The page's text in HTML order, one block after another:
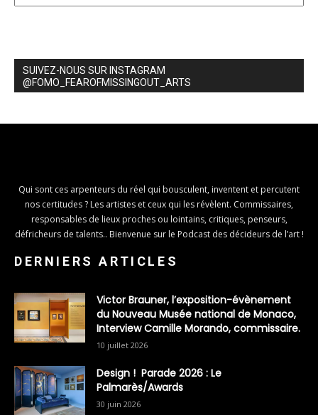
SUIVEZ-NOUS SUR INSTAGRAM
@FOMO_FEAROFMISSINGOUT_ARTS
Qui sont ces arpenteurs du réel qui bousculent, inventent et percutent
nos certitudes ? Les artistes et ceux qui les révèlent. Commissaires,
responsables de lieux proches ou lointains, critiques, penseurs,
défricheurs de talents.. Bienvenue sur le Podcast des décideurs de l’art !
DERNIERS ARTICLES
Victor Brauner, l’exposition-évènement
du Nouveau Musée national de Monaco,
Interview Camille Morando, commissaire.
10 juillet 2026
Design ! Parade 2026 : Le
Palmarès/Awards
30 juin 2026